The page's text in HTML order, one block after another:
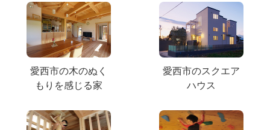
愛西市の木のぬく
もりを感じる家
愛西市のスクエア
ハウス